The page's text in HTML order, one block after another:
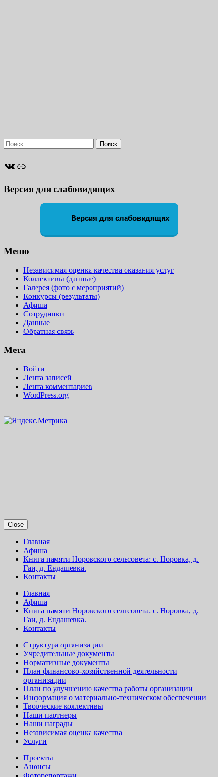
Найти:
ВКонтакте
Ссылка
Версия для слабовидящих
Версия для слабовидящих
Меню
Независимая оценка качества оказания услуг
Коллективы (данные)
Галерея (фото с мероприятий)
Конкурсы (результаты)
Афиша
Сотрудники
Данные
Обратная связь
Мета
Войти
Лента записей
Лента комментариев
WordPress.org
Close
Главная
Афиша
Книга памяти Норовского сельсовета: с. Норовка, д.
Гаи, д. Ендашевка.
Контакты
Главная
Афиша
Книга памяти Норовского сельсовета: с. Норовка, д.
Гаи, д. Ендашевка.
Контакты
Структура организации
Учредительные документы
Нормативные документы
План финансово-хозяйственной деятельности
организации
План по улучшению качества работы организации
Информация о материально-техническом обеспечении
Творческие коллективы
Наши партнеры
Наши награды
Независимая оценка качества
Услуги
Проекты
Анонсы
Фоторепортажи